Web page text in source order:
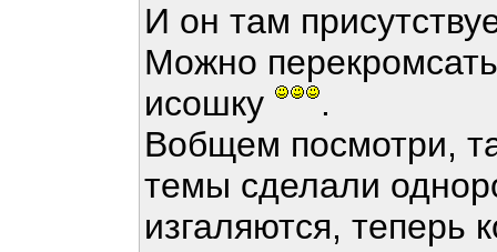
И он там
Можно
исошку
.
Вобщем посмотри,
темы сделали
изгаляются, теперь